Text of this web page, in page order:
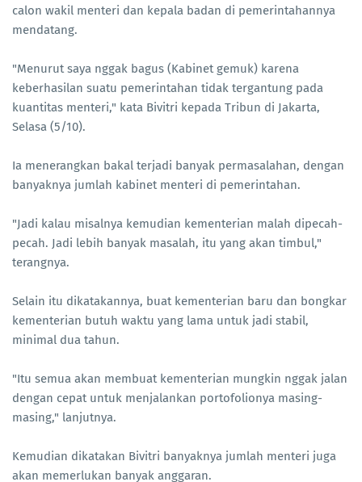
calon wakil menteri dan kepala badan di pemerintahannya
mendatang.
"Menurut saya nggak bagus (Kabinet gemuk) karena
keberhasilan suatu pemerintahan tidak tergantung pada
kuantitas menteri," kata Bivitri kepada Tribun di Jakarta,
Selasa (5/10).
Ia menerangkan bakal terjadi banyak permasalahan, dengan
banyaknya jumlah kabinet menteri di pemerintahan.
"Jadi kalau misalnya kemudian kementerian malah dipecah-
pecah. Jadi lebih banyak masalah, itu yang akan timbul,"
terangnya.
Selain itu dikatakannya, buat kementerian baru dan bongkar
kementerian butuh waktu yang lama untuk jadi stabil,
minimal dua tahun.
"Itu semua akan membuat kementerian mungkin nggak jalan
dengan cepat untuk menjalankan portofolionya masing-
masing," lanjutnya.
Kemudian dikatakan Bivitri banyaknya jumlah menteri juga
akan memerlukan banyak anggaran.